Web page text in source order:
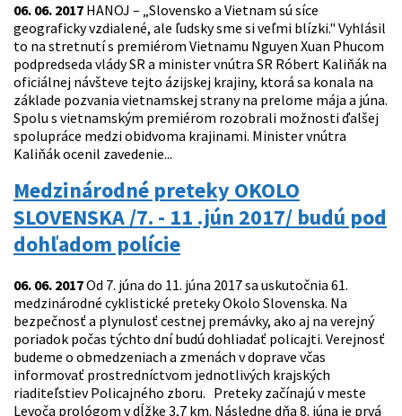
06. 06. 2017 HANOJ – „Slovensko a Vietnam sú síce
geograficky vzdialené, ale ľudsky sme si veľmi blízki." Vyhlásil
to na stretnutí s premiérom Vietnamu Nguyen Xuan Phucom
podpredseda vlády SR a minister vnútra SR Róbert Kaliňák na
oficiálnej návšteve tejto ázijskej krajiny, ktorá sa konala na
základe pozvania vietnamskej strany na prelome mája a júna.
Spolu s vietnamským premiérom rozobrali možnosti ďalšej
spolupráce medzi obidvoma krajinami. Minister vnútra
Kaliňák ocenil zavedenie...
Medzinárodné preteky OKOLO
SLOVENSKA /7. - 11 .jún 2017/ budú pod
dohľadom polície
06. 06. 2017Od 7. júna do 11. júna 2017 sa uskutočnia 61.
medzinárodné cyklistické preteky Okolo Slovenska. Na
bezpečnosť a plynulosť cestnej premávky, ako aj na verejný
poriadok počas týchto dní budú dohliadať policajti. Verejnosť
budeme o obmedzeniach a zmenách v doprave včas
informovať prostredníctvom jednotlivých krajských
riaditeľstiev Policajného zboru. Preteky začínajú v meste
Levoča prológom v dĺžke 3,7 km. Následne dňa 8. júna je prvá